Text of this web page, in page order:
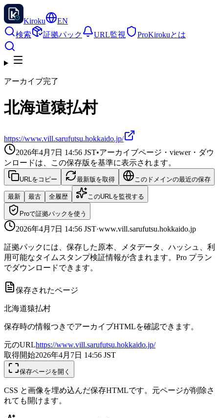
Kiroku
EN
検索
証拠パック URL監視 ProKirokuとは
アーカイブ完了
北海道猿払村
https://www.vill.sarufutsu.hokkaido.jp/
2026年4月7日 14:56 JST•アーカイブページ・viewer・ダウ
ンロードは、この保存版を基準に表示されます。
URLをコピー 最新版を取得 このドメインの最近の保存
最新 最古 全履歴 このURLを監視する
Proで証拠パックを使う
2026年4月7日 14:56 JST·www.vill.sarufutsu.hokkaido.jp
証拠パックには、保存した原本、メタデータ、ハッシュ、利
用可能なタイムスタンプ検証情報が含まれます。Pro プラン
でダウンロードできます。
保存されたページ
北海道猿払村
保存時の情報つきでアーカイブHTMLを確認できます。
元のURLhttps://www.vill.sarufutsu.hokkaido.jp/
取得開始2026年4月7日 14:56 JST
保存ページを開く
CSS と画像を埋め込んだ保存HTMLです。元ページが削除さ
れても開けます。